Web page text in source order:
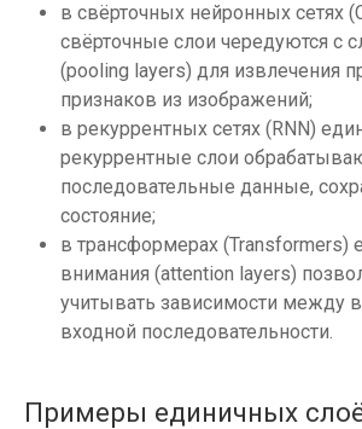
в свёрточных нейронных сетях
свёрточные слои чередуются с
(pooling layers) для извлечения
признаков из изображений;
в рекуррентных сетях (RNN)
рекуррентные слои
последовательные данные,
состояние;
в трансформерах (Transformers)
внимания (attention layers)
учитывать зависимости между
входной последовательности.
Примеры единичных